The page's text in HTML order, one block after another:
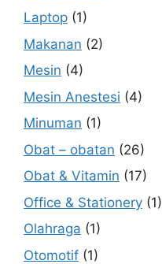
Laptop (1)
Makanan (2)
Mesin (4)
Mesin Anestesi (4)
Minuman (1)
Obat – obatan (26)
Obat & Vitamin (17)
Office & Stationery (1)
Olahraga (1)
Otomotif (1)